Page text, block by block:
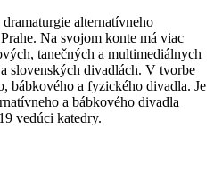
alternatívneho
Na svojom konte má viac
tanečných a multimediálnych
slovenských divadlách. V tvorbe
bábkového a fyzického divadla. Je
a bábkového divadla
vedúci katedry.